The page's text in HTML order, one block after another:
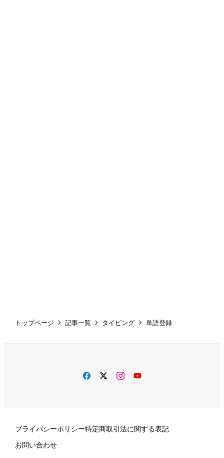
トップページ 記事一覧 タイピング 単語登録
facebooktwitterinstagram
YouTube
プライバシーポリシー特定商取引法に関する表記
お問い合わせ